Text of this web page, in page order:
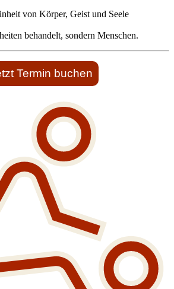
von Körper, Geist und Seele
behandelt, sondern Menschen.
Termin buchen